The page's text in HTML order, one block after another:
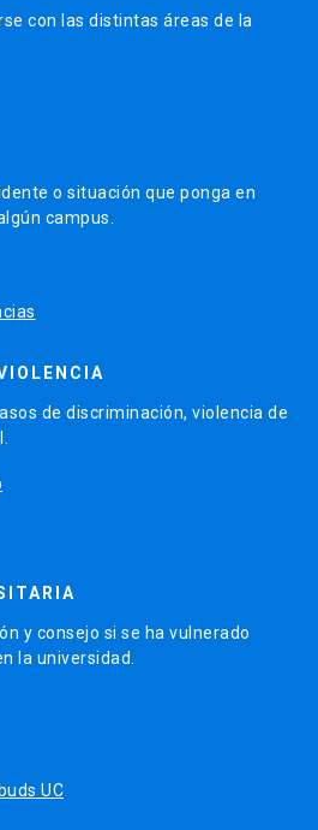
con las distintas áreas de la
o situación que ponga en
campus.
de discriminación, violencia de
y consejo si se ha vulnerado
la universidad.
UC